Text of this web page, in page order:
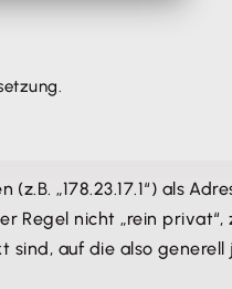
„178.23.17.1“) als
Regel nicht „rein
sind, auf die also